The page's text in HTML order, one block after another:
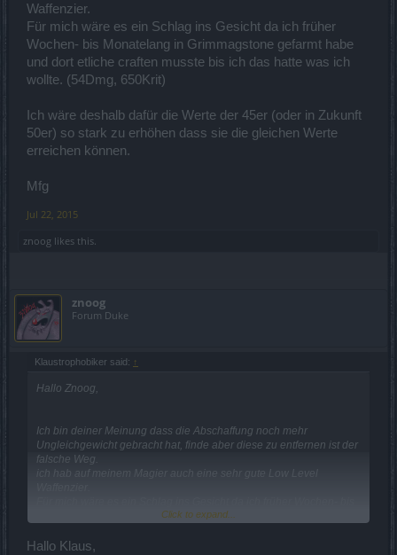
Hello @Yogo
LG
znoog
Waffenzier.
Für mich wäre es ein Schlag ins Gesicht da ich früher
Wochen- bis Monatelang in Grimmagstone gefarmt habe
und dort etliche craften musste bis ich das hatte was ich
wollte. (54Dmg, 650Krit)
Ich wäre deshalb dafür die Werte der 45er (oder in Zukunft
50er) so stark zu erhöhen dass sie die gleichen Werte
erreichen können.
Mfg
Jul 22, 2015
znoog likes this.
znoog
Forum Duke
Klaustrophobiker said: ↑
Hallo Znoog,
Ich bin deiner Meinung dass die Abschaffung noch mehr
Ungleichgewicht gebracht hat, finde aber diese zu entfernen ist der
falsche Weg.
ich hab auf meinem Magier auch eine sehr gute Low Level
Monatelang in Grimmagstone gefarmt habe und dort etliche craften
Click to expand...
Hallo Klaus,